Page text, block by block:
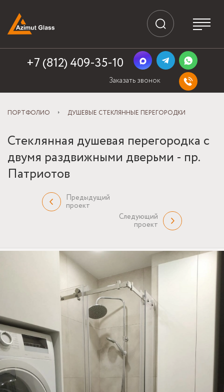
+7 (812) 409-35-10
Заказать звонок
ПОРТФОЛИО ДУШЕВЫЕ СТЕКЛЯННЫЕ ПЕРЕГОРОДКИ
Стеклянная душевая перегородка с
двумя раздвижными дверьми - пр.
Патриотов
Предыдущий
проект
Следующий
проект